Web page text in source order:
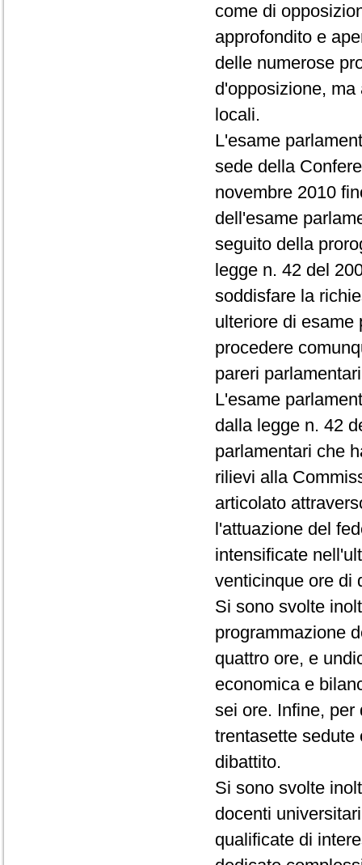
come di
approfondito e
delle numerose
d'opposizione,
locali.
L'esame
sede della
novembre 2010
dell'esame
seguito della
legge n. 42 del
soddisfare la
ulteriore di esame
procedere
pareri
L'esame
dalla legge n. 42
parlamentari che
rilievi alla
articolato
l'attuazione del
intensificate
venticinque ore di
Si sono svolte
programmazione
quattro ore, e
economica e
sei ore. Infine, per
trentasette sedute
dibattito.
Si sono svolte
docenti
qualificate di